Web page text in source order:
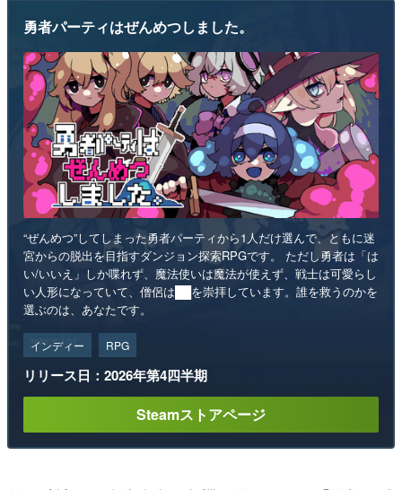
勇者パーティはぜんめつしました。
“ぜんめつ”してしまった勇者パーティから1人だけ選んで、ともに迷
宮からの脱出を目指すダンジョン探索RPGです。 ただし勇者は「は
い/いいえ」しか喋れず、魔法使いは魔法が使えず、戦士は可愛らし
い人形になっていて、僧侶は██を崇拝しています。誰を救うのかを
選ぶのは、あなたです。
インディー RPG
リリース日：2026年第4四半期
Steamストアページ